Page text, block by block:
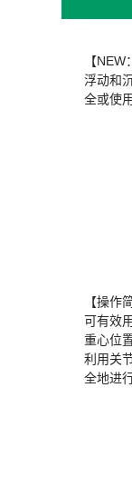
【
浮动和
全或使
【操作
可有效
重心位
利用关
全地进